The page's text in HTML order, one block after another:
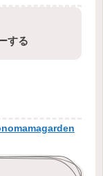
する